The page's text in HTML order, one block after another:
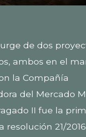
de dos
ambos en el
la Compañía
del Mercado
II fue la
resolución 21/